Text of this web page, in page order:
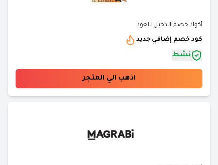
أكواد خصم الدخيل للعود
كود خصم إضافي جديد
نشط
اذهب الي المتجر